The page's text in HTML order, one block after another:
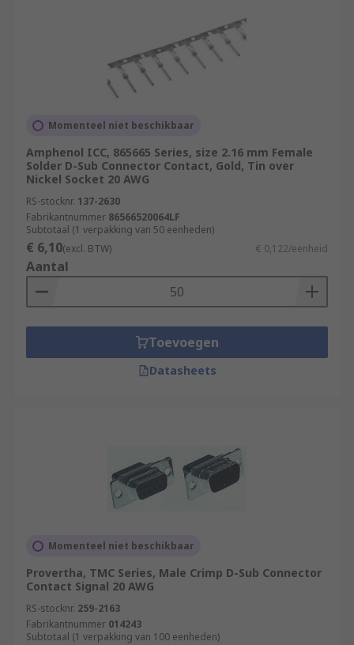
Momenteel niet beschikbaar
Amphenol ICC, 865665 Series, size 2.16 mm Female
Solder D-Sub Connector Contact, Gold, Tin over
Nickel Socket 20 AWG
RS-stocknr. 137-2630
Fabrikantnummer 86566520064LF
Subtotaal (1 verpakking van 50 eenheden)
€ 6,10(excl. BTW) € 0,122/eenheid
Aantal
Toevoegen
Datasheets
Momenteel niet beschikbaar
Provertha, TMC Series, Male Crimp D-Sub Connector
Contact Signal 20 AWG
RS-stocknr. 259-2163
Fabrikantnummer 014243
Subtotaal (1 verpakking van 100 eenheden)